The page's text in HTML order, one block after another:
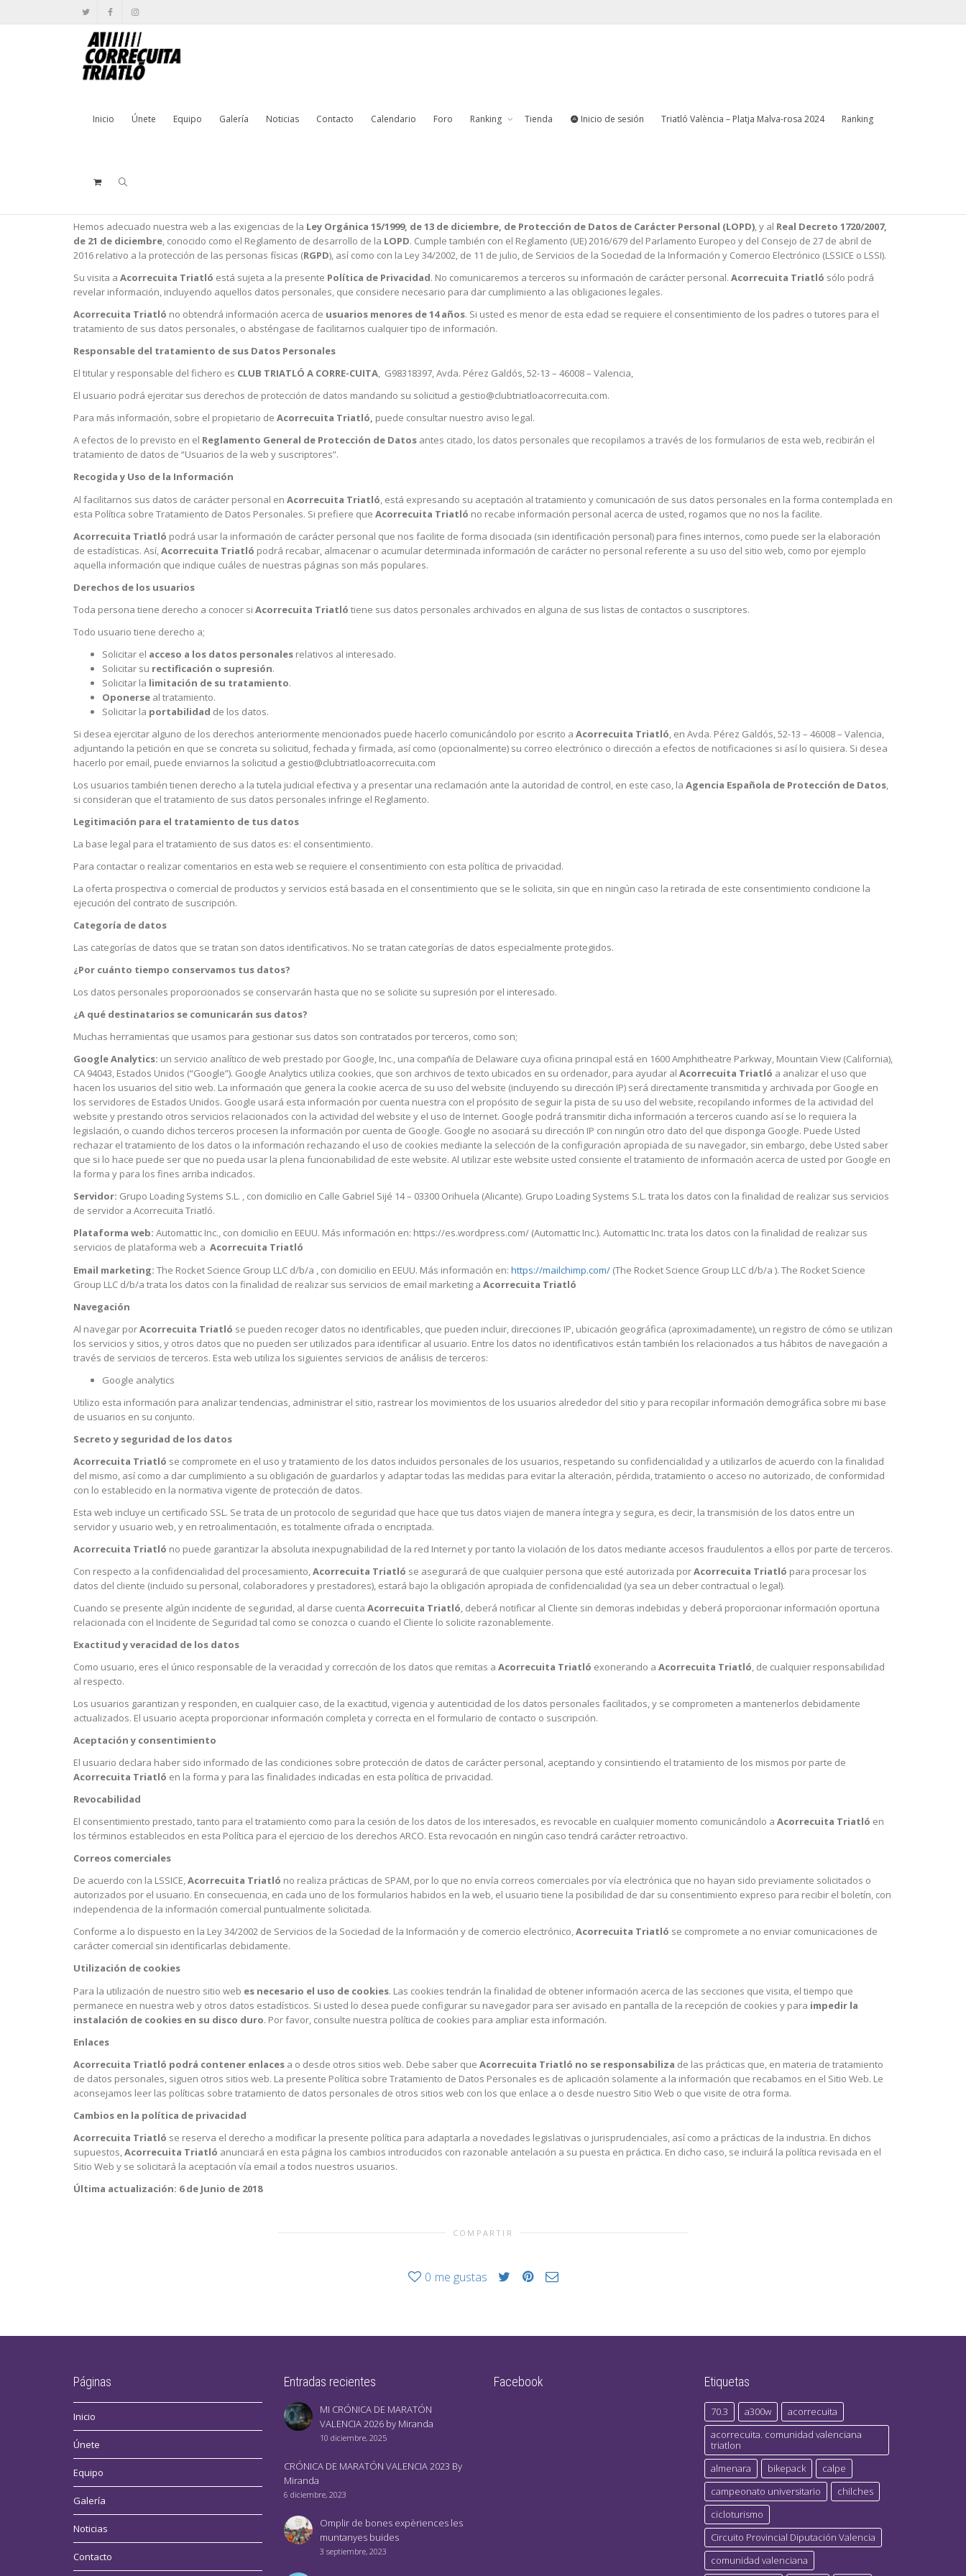
Inicio Únete Equipo Galería Noticias Contacto Calendario Foro Ranking Tienda Inicio de sesión Triatló València – Platja Malva-rosa 2024 Ranking
Política de privacidad
Escríbenos
info@clubtriatloacorrecuita.com
Cuando usted nos facilita información de carácter personal a través de este sitio web (en adelante,
normativa sobre protección de datos de carácter personal. Por ello, es importante que entienda qué información recabamos acerca de usted durante su visita y qué hacemos con dicha
Hemos adecuado nuestra web a las exigencias de la Ley Orgánica 15/1999, de 13 de diciembre, de Protección de Datos de Carácter Personal (LOPD), y al Real Decreto 1720/2007,
de 21 de diciembre, conocido como el Reglamento de desarrollo de la LOPD. Cumple también con el Reglamento (UE) 2016/679 del Parlamento Europeo y del Consejo de 27 de abril de
2016 relativo a la protección de las personas físicas (RGPD), así como con la Ley 34/2002, de 11 de julio, de Servicios de la Sociedad de la Información y Comercio Electrónico (LSSICE o LSSI).
Su visita a Acorrecuita Triatló está sujeta a la presente Política de Privacidad. No comunicaremos a terceros su información de carácter personal. Acorrecuita Triatló sólo podrá
revelar información, incluyendo aquellos datos personales, que considere necesario para dar cumplimiento a las obligaciones legales.
Acorrecuita Triatló no obtendrá información acerca de usuarios menores de 14 años. Si usted es menor de esta edad se requiere el consentimiento de los padres o tutores para el
tratamiento de sus datos personales, o absténgase de facilitarnos cualquier tipo de información.
Responsable del tratamiento de sus Datos Personales
El titular y responsable del fichero es CLUB TRIATLÓ A CORRE-CUITA, G98318397, Avda. Pérez Galdós, 52-13 – 46008 – Valencia,
El usuario podrá ejercitar sus derechos de protección de datos mandando su solicitud a gestio@clubtriatloacorrecuita.com.
Para más información, sobre el propietario de Acorrecuita Triatló, puede consultar nuestro aviso legal.
A efectos de lo previsto en el Reglamento General de Protección de Datos antes citado, los datos personales que recopilamos a través de los formularios de esta web, recibirán el
tratamiento de datos de “Usuarios de la web y suscriptores”.
Recogida y Uso de la Información
Al facilitarnos sus datos de carácter personal en Acorrecuita Triatló , está expresando su aceptación al tratamiento y comunicación de sus datos personales en la forma contemplada en
esta Política sobre Tratamiento de Datos Personales. Si prefiere que Acorrecuita Triatló no recabe información personal acerca de usted, rogamos que no nos la facilite.
Acorrecuita Triatló podrá usar la información de carácter personal que nos facilite de forma disociada (sin identificación personal) para fines internos, como puede ser la elaboración
de estadísticas. Así, Acorrecuita Triatló podrá recabar, almacenar o acumular determinada información de carácter no personal referente a su uso del sitio web, como por ejemplo
aquella información que indique cuáles de nuestras páginas son más populares.
Derechos de los usuarios
Toda persona tiene derecho a conocer si Acorrecuita Triatló tiene sus datos personales archivados en alguna de sus listas de contactos o suscriptores.
Todo usuario tiene derecho a;
Solicitar el acceso a los datos personales relativos al interesado.
Solicitar su rectificación o supresión.
Solicitar la limitación de su tratamiento.
Oponerse al tratamiento.
Solicitar la portabilidad de los datos.
Si desea ejercitar alguno de los derechos anteriormente mencionados puede hacerlo comunicándolo por escrito a Acorrecuita Triatló, en Avda. Pérez Galdós, 52-13 – 46008 – Valencia,
adjuntando la petición en que se concreta su solicitud, fechada y firmada, así como (opcionalmente) su correo electrónico o dirección a efectos de notificaciones si así lo quisiera. Si desea
hacerlo por email, puede enviarnos la solicitud a gestio@clubtriatloacorrecuita.com
Los usuarios también tienen derecho a la tutela judicial efectiva y a presentar una reclamación ante la autoridad de control, en este caso, la Agencia Española de Protección de Datos,
si consideran que el tratamiento de sus datos personales infringe el Reglamento.
Legitimación para el tratamiento de tus datos
La base legal para el tratamiento de sus datos es: el consentimiento.
Para contactar o realizar comentarios en esta web se requiere el consentimiento con esta política de privacidad.
La oferta prospectiva o comercial de productos y servicios está basada en el consentimiento que se le solicita, sin que en ningún caso la retirada de este consentimiento condicione la
ejecución del contrato de suscripción.
Categoría de datos
Las categorías de datos que se tratan son datos identificativos. No se tratan categorías de datos especialmente protegidos.
¿Por cuánto tiempo conservamos tus datos?
Los datos personales proporcionados se conservarán hasta que no se solicite su supresión por el interesado.
¿A qué destinatarios se comunicarán sus datos?
Muchas herramientas que usamos para gestionar sus datos son contratados por terceros, como son;
Google Analytics: un servicio analítico de web prestado por Google, Inc., una compañía de Delaware cuya oficina principal está en 1600 Amphitheatre Parkway, Mountain View (California),
CA 94043, Estados Unidos (“Google”). Google Analytics utiliza cookies, que son archivos de texto ubicados en su ordenador, para ayudar al Acorrecuita Triatló a analizar el uso que
hacen los usuarios del sitio web. La información que genera la cookie acerca de su uso del website (incluyendo su dirección IP) será directamente transmitida y archivada por Google en
los servidores de Estados Unidos. Google usará esta información por cuenta nuestra con el propósito de seguir la pista de su uso del website, recopilando informes de la actividad del
website y prestando otros servicios relacionados con la actividad del website y el uso de Internet. Google podrá transmitir dicha información a terceros cuando así se lo requiera la
legislación, o cuando dichos terceros procesen la información por cuenta de Google. Google no asociará su dirección IP con ningún otro dato del que disponga Google. Puede Usted
rechazar el tratamiento de los datos o la información rechazando el uso de cookies mediante la selección de la configuración apropiada de su navegador, sin embargo, debe Usted saber
que si lo hace puede ser que no pueda usar la plena funcionabilidad de este website. Al utilizar este website usted consiente el tratamiento de información acerca de usted por Google en
la forma y para los fines arriba indicados.
Servidor: Grupo Loading Systems S.L. , con domicilio en Calle Gabriel Sijé 14 – 03300 Orihuela (Alicante). Grupo Loading Systems S.L. trata los datos con la finalidad de realizar sus servicios
de servidor a Acorrecuita Triatló.
Plataforma web: Automattic Inc., con domicilio en EEUU. Más información en: https://es.wordpress.com/ (Automattic Inc.). Automattic Inc. trata los datos con la finalidad de realizar sus
servicios de plataforma web a Acorrecuita Triatló
Email marketing: The Rocket Science Group LLC d/b/a , con domicilio en EEUU. Más información en: https://mailchimp.com/ (The Rocket Science Group LLC d/b/a ). The Rocket Science
Group LLC d/b/a trata los datos con la finalidad de realizar sus servicios de email marketing a Acorrecuita Triatló
Navegación
Al navegar porAcorrecuita Triatló se pueden recoger datos no identificables, que pueden incluir, direcciones IP, ubicación geográfica (aproximadamente), un registro de cómo se utilizan
los servicios y sitios, y otros datos que no pueden ser utilizados para identificar al usuario. Entre los datos no identificativos están también los relacionados a tus hábitos de navegación a
través de servicios de terceros. Esta web utiliza los siguientes servicios de análisis de terceros:
Google analytics
Utilizo esta información para analizar tendencias, administrar el sitio, rastrear los movimientos de los usuarios alrededor del sitio y para recopilar información demográfica sobre mi base
de usuarios en su conjunto.
Secreto y seguridad de los datos
Acorrecuita Triatló se compromete en el uso y tratamiento de los datos incluidos personales de los usuarios, respetando su confidencialidad y a utilizarlos de acuerdo con la finalidad
del mismo, así como a dar cumplimiento a su obligación de guardarlos y adaptar todas las medidas para evitar la alteración, pérdida, tratamiento o acceso no autorizado, de conformidad
con lo establecido en la normativa vigente de protección de datos.
Esta web incluye un certificado SSL. Se trata de un protocolo de seguridad que hace que tus datos viajen de manera íntegra y segura, es decir, la transmisión de los datos entre un
servidor y usuario web, y en retroalimentación, es totalmente cifrada o encriptada.
Acorrecuita Triatló no puede garantizar la absoluta inexpugnabilidad de la red Internet y por tanto la violación de los datos mediante accesos fraudulentos a ellos por parte de terceros.
Con respecto a la confidencialidad del procesamiento,Acorrecuita Triatló se asegurará de que cualquier persona que esté autorizada porAcorrecuita Triatló para procesar los
datos del cliente (incluido su personal, colaboradores y prestadores), estará bajo la obligación apropiada de confidencialidad (ya sea un deber contractual o legal).
Cuando se presente algún incidente de seguridad, al darse cuenta Acorrecuita Triatló, deberá notificar al Cliente sin demoras indebidas y deberá proporcionar información oportuna
relacionada con el Incidente de Seguridad tal como se conozca o cuando el Cliente lo solicite razonablemente.
Exactitud y veracidad de los datos
Como usuario, eres el único responsable de la veracidad y corrección de los datos que remitas a Acorrecuita Triatló exonerando a Acorrecuita Triatló, de cualquier responsabilidad
al respecto.
Los usuarios garantizan y responden, en cualquier caso, de la exactitud, vigencia y autenticidad de los datos personales facilitados, y se comprometen a mantenerlos debidamente
actualizados. El usuario acepta proporcionar información completa y correcta en el formulario de contacto o suscripción.
Aceptación y consentimiento
El usuario declara haber sido informado de las condiciones sobre protección de datos de carácter personal, aceptando y consintiendo el tratamiento de los mismos por parte de
Acorrecuita Triatló en la forma y para las finalidades indicadas en esta política de privacidad.
Revocabilidad
El consentimiento prestado, tanto para el tratamiento como para la cesión de los datos de los interesados, es revocable en cualquier momento comunicándolo a Acorrecuita Triatló en
los términos establecidos en esta Política para el ejercicio de los derechos ARCO. Esta revocación en ningún caso tendrá carácter retroactivo.
Correos comerciales
De acuerdo con la LSSICE,Acorrecuita Triatló no realiza prácticas de SPAM, por lo que no envía correos comerciales por vía electrónica que no hayan sido previamente solicitados o
autorizados por el usuario. En consecuencia, en cada uno de los formularios habidos en la web, el usuario tiene la posibilidad de dar su consentimiento expreso para recibir el boletín, con
independencia de la información comercial puntualmente solicitada.
Conforme a lo dispuesto en la Ley 34/2002 de Servicios de la Sociedad de la Información y de comercio electrónico,Acorrecuita Triatló se compromete a no enviar comunicaciones de
carácter comercial sin identificarlas debidamente.
Utilización de cookies
Para la utilización de nuestro sitio web es necesario el uso de cookies. Las cookies tendrán la finalidad de obtener información acerca de las secciones que visita, el tiempo que
permanece en nuestra web y otros datos estadísticos. Si usted lo desea puede configurar su navegador para ser avisado en pantalla de la recepción de cookies y para impedir la
instalación de cookies en su disco duro. Por favor, consulte nuestra política de cookies para ampliar esta información.
Enlaces
Acorrecuita Triatló podrá contener enlaces a o desde otros sitios web. Debe saber que Acorrecuita Triatló no se responsabiliza de las prácticas que, en materia de tratamiento
de datos personales, siguen otros sitios web. La presente Política sobre Tratamiento de Datos Personales es de aplicación solamente a la información que recabamos en el Sitio Web. Le
aconsejamos leer las políticas sobre tratamiento de datos personales de otros sitios web con los que enlace a o desde nuestro Sitio Web o que visite de otra forma.
Cambios en la política de privacidad
Acorrecuita Triatló se reserva el derecho a modificar la presente política para adaptarla a novedades legislativas o jurisprudenciales, así como a prácticas de la industria. En dichos
supuestos,Acorrecuita Triatló anunciará en esta página los cambios introducidos con razonable antelación a su puesta en práctica. En dicho caso, se incluirá la política revisada en el
Sitio Web y se solicitará la aceptación vía email a todos nuestros usuarios.
Última actualización: 6 de Junio de 2018
COMPARTIR
0 me gustas
Páginas
Inicio
Únete
Equipo
Galería
Noticias
Contacto
Entradas recientes
MI CRÓNICA DE MARATÓN
VALENCIA 2026 by Miranda
10 diciembre, 2025
CRÓNICA DE MARATÓN VALENCIA 2023 By
Miranda
6 diciembre, 2023
Omplir de bones expèriences les
muntanyes buides
3 septiembre, 2023
Facebook Etiquetas
70.3 a300w
acorrecuita
acorrecuita. comunidad valenciana
triatlon
almenara
bikepack
calpe
campeonato universitario
chilches
cicloturismo
Circuito Provincial Diputación Valencia
comunidad valenciana